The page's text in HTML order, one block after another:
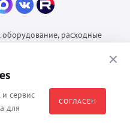
расходные
ПДн
соглашение
сервис
для
СОГЛАСЕН